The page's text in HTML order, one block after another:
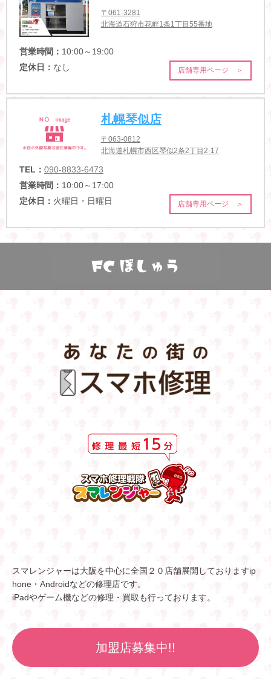
〒061-3281
北海道石狩市花畔1条1丁目55番地
営業時間： 10:00～19:00
定休日： なし 店舗専用ページ ＞
札幌琴似店
〒063-0812
北海道札幌市西区琴似2条2丁目2-17
TEL： 090-8833-6473
営業時間： 10:00～17:00
定休日： 火曜日・日曜日 店舗専用ページ ＞
スマレンジャーは大阪を中心に全国２０店舗展開しておりますip
hone・Androidなどの修理店です。
iPadやゲーム機などの修理・買取も行っております。
加盟店募集中!!